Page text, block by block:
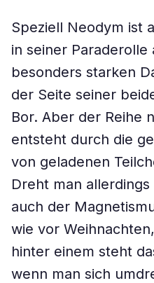
Speziell Neodym ist
in seiner Paraderolle
besonders starken
der Seite seiner
Bor. Aber der Reihe
entsteht durch die
von geladenen
Dreht man
auch der
wie vor
hinter einem steht
wenn man sich